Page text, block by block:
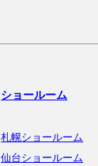
ショールーム
札幌ショールーム
仙台ショールーム